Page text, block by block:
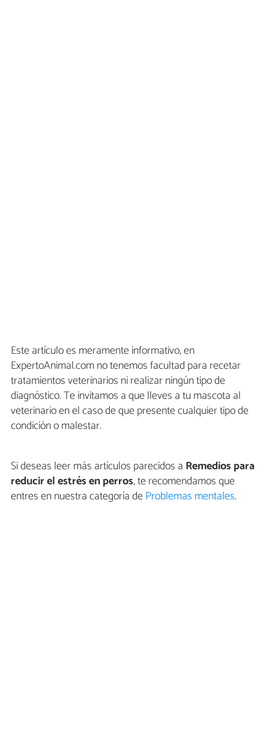
Este artículo es meramente informativo, en
ExpertoAnimal.com no tenemos facultad para recetar
tratamientos veterinarios ni realizar ningún tipo de
diagnóstico. Te invitamos a que lleves a tu mascota al
veterinario en el caso de que presente cualquier tipo de
condición o malestar.
Si deseas leer más artículos parecidos a Remedios para
reducir el estrés en perros, te recomendamos que
entres en nuestra categoría deProblemas mentales.